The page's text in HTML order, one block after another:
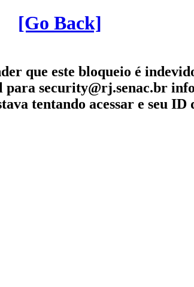
[Go Back]
que este bloqueio é
security@rj.senac.br
tentando acessar e seu ID